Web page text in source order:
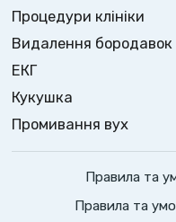
Процедури клініки
Видалення бородавок
ЕКГ
Кукушка
Промивання вух
Правила та
Правила та